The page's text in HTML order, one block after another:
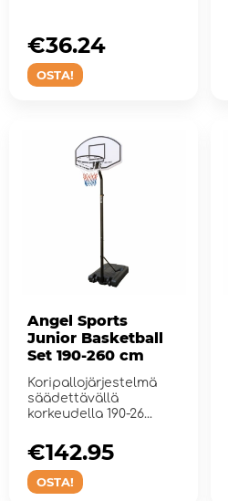
OSTA!
€36.24
Angel Sports
Junior Basketball
Set 190-260 cm
Koripallojärjestelmä
säädettävällä
korkeudella 190-26...
OSTA!
€142.95